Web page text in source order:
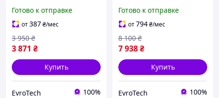
Готово к отправке
от387₴/мес
3 871 ₴
3 950 ₴
Купить
EvroTech 100%
/ 140кг
Готово к отправке
от794₴/мес
7 938₴
8 100 ₴
Купить
EvroTech 100%